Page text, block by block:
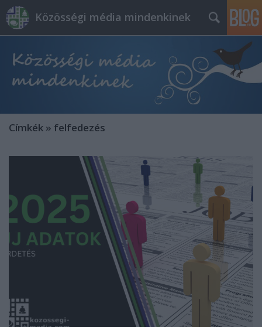
Közösségi média mindenkinek
Címkék » felfedezés